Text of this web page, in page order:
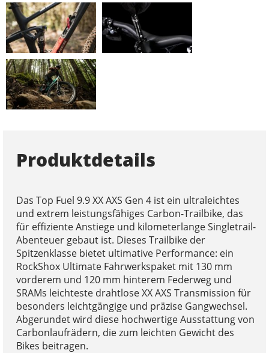
Produktdetails
Das Top Fuel 9.9 XX AXS Gen 4 ist ein ultraleichtes
und extrem leistungsfähiges Carbon-Trailbike, das
für effiziente Anstiege und kilometerlange Singletrail-
Abenteuer gebaut ist. Dieses Trailbike der
Spitzenklasse bietet ultimative Performance: ein
RockShox Ultimate Fahrwerkspaket mit 130 mm
vorderem und 120 mm hinterem Federweg und
SRAMs leichteste drahtlose XX AXS Transmission für
besonders leichtgängige und präzise Gangwechsel.
Abgerundet wird diese hochwertige Ausstattung von
Carbonlaufrädern, die zum leichten Gewicht des
Bikes beitragen.